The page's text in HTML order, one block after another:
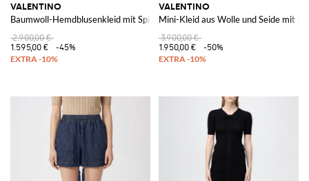
VALENTINO
Baumwoll-Hemdblusenkleid mit Spitzeneinsätzen
2.900,00 €
1.595,00 €
-45%
VALENTINO
Mini-Kleid aus Wolle und Seide mit
3.900,00 €
1.950,00 €
-50%